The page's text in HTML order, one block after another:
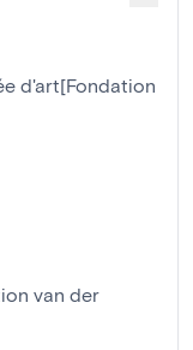
d'art[Fondation
van der